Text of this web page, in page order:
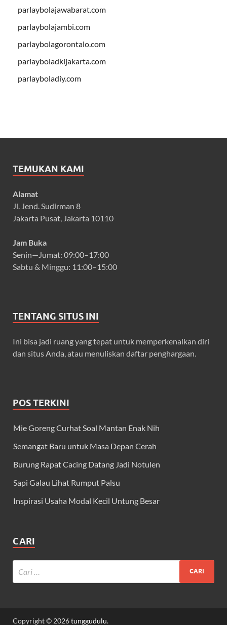
parlaybolajawabarat.com
parlaybolajambi.com
parlaybolagorontalo.com
parlayboladkijakarta.com
parlayboladiy.com
TEMUKAN KAMI
Alamat
Jl. Jend. Sudirman 8
Jakarta Pusat, Jakarta 10110
Jam Buka
Senin—Jumat: 09:00–17:00
Sabtu & Minggu: 11:00–15:00
TENTANG SITUS INI
Ini bisa jadi ruang yang tepat untuk memperkenalkan diri
dan situs Anda, atau menuliskan daftar penghargaan.
POS TERKINI
Mie Goreng Curhat Soal Mantan Enak Nih
Semangat Baru untuk Masa Depan Cerah
Burung Rapat Cacing Datang Jadi Notulen
Sapi Galau Lihat Rumput Palsu
Inspirasi Usaha Modal Kecil Untung Besar
CARI
Copyright © 2026tunggudulu.